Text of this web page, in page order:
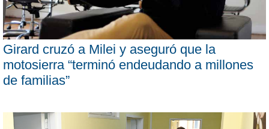
Girard cruzó a Milei y aseguró que la
motosierra “terminó endeudando a millones
de familias”